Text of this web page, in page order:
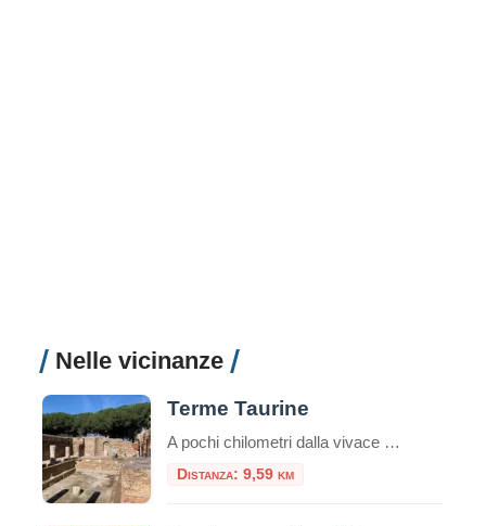
Nelle vicinanze
Terme Taurine
A pochi chilometri dalla vivace città portuale di Civitavecchia, su una verdeggiante collina che domina il Tirreno, sorge uno dei complessi termali romani più affascinanti e meglio conservati dell’Etruria meridionale: l’Area Archeologica delle Terme Taurine, conosciute anche come Terme di Traiano. Questo sito non è solo un complesso di antiche rovine, ma una vera e […]
Distanza: 9,59 km